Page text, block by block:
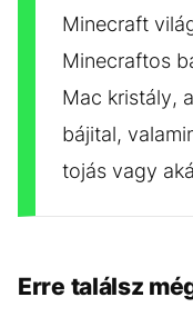
Minecraft
Minecraftos
Mac kristály,
bájital,
tojás vagy
Erre találsz